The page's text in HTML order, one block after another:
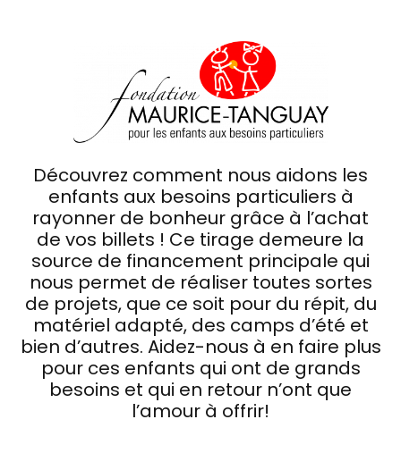
Découvrez comment nous aidons les
enfants aux besoins particuliers à
rayonner de bonheur grâce à l’achat
de vos billets ! Ce tirage demeure la
source de financement principale qui
nous permet de réaliser toutes sortes
de projets, que ce soit pour du répit, du
matériel adapté, des camps d’été et
bien d’autres. Aidez-nous à en faire plus
pour ces enfants qui ont de grands
besoins et qui en retour n’ont que
l’amour à offrir!